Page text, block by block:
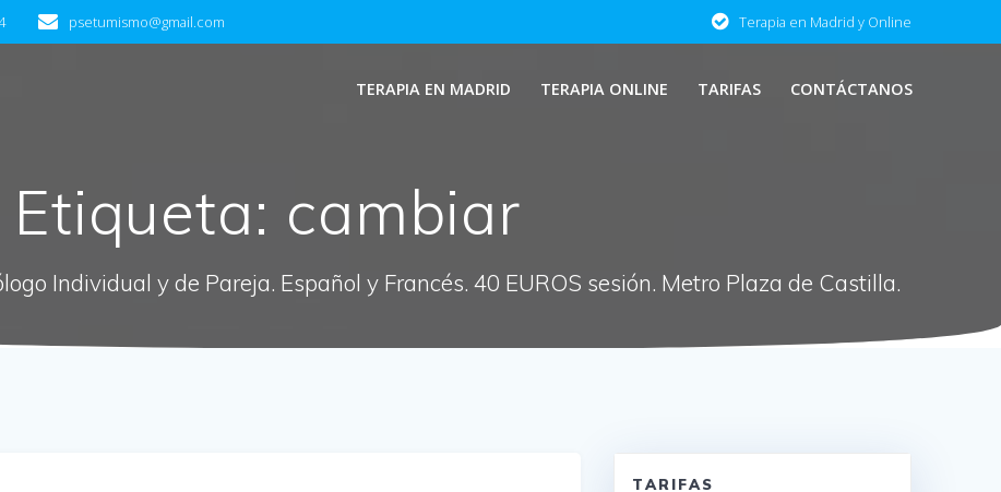
psetumismo@gmail.com Terapia en Madrid y Online
TERAPIA EN MADRID TERAPIA ONLINE TARIFAS CONTÁCTANOS
Etiqueta: cambiar
Individual y de Pareja. Español y Francés. 40 EUROS sesión. Metro Plaza de Castilla.
TARIFAS